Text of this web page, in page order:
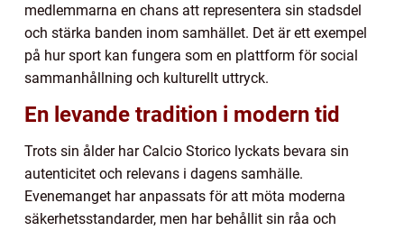
medlemmarna en chans att representera sin stadsdel
och stärka banden inom samhället. Det är ett exempel
på hur sport kan fungera som en plattform för social
sammanhållning och kulturellt uttryck.
En levande tradition i modern tid
Trots sin ålder har Calcio Storico lyckats bevara sin
autenticitet och relevans i dagens samhälle.
Evenemanget har anpassats för att möta moderna
säkerhetsstandarder, men har behållit sin råa och